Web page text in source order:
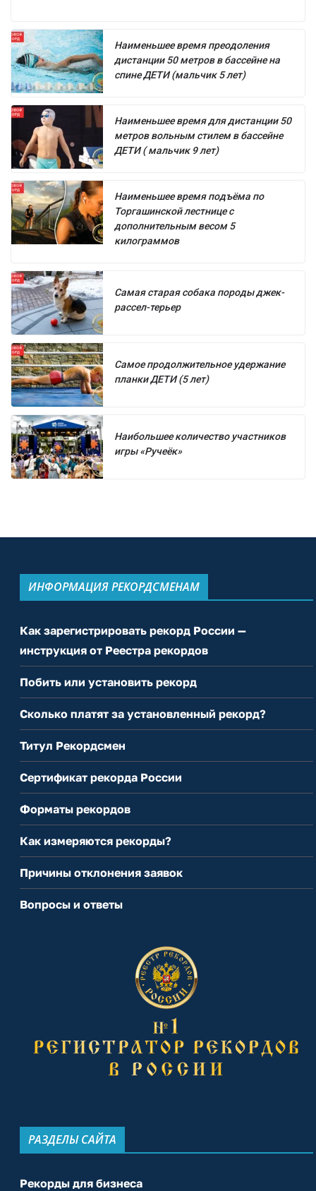
Наименьшее время преодоления
дистанции 50 метров в бассейне на
спине ДЕТИ (мальчик 5 лет)
Наименьшее время для дистанции 50
метров вольным стилем в бассейне
ДЕТИ ( мальчик 9 лет)
Наименьшее время подъёма по
Торгашинской лестнице с
дополнительным весом 5
килограммов
Самая старая собака породы джек-
рассел-терьер
Самое продолжительное удержание
планки ДЕТИ (5 лет)
Наибольшее количество участников
игры «Ручеёк»
ИНФОРМАЦИЯ РЕКОРДСМЕНАМ
Как зарегистрировать рекорд России —
инструкция от Реестра рекордов
Побить или установить рекорд
Сколько платят за установленный рекорд?
Титул Рекордсмен
Сертификат рекорда России
Форматы рекордов
Как измеряются рекорды?
Причины отклонения заявок
Вопросы и ответы
РАЗДЕЛЫ САЙТА
Рекорды для бизнеса